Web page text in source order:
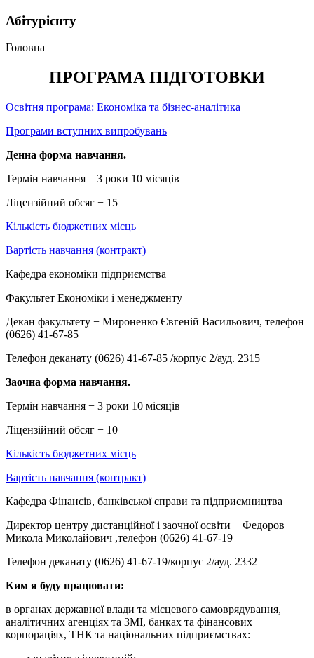
Абітурієнту
Головна
ПРОГРАМА ПІДГОТОВКИ
Освітня програма: Економіка та бізнес-аналітика
Програми вступних випробувань
Денна форма навчання.
Термін навчання – 3 роки 10 місяців
Ліцензійний обсяг − 15
Кількість бюджетних місць
Вартість навчання (контракт)
Кафедра економіки підприємства
Факультет Економіки і менеджменту
Декан факультету − Мироненко Євгеній Васильович, телефон
(0626) 41-67-85
Телефон деканату (0626) 41-67-85 /корпус 2/ауд. 2315
Заочна форма навчання.
Термін навчання − 3 роки 10 місяців
Ліцензійний обсяг − 10
Кількість бюджетних місць
Вартість навчання (контракт)
Кафедра Фінансів, банківської справи та підприємництва
Директор центру дистанційної і заочної освіти − Федоров
Микола Миколайович ,телефон (0626) 41-67-19
Телефон деканату (0626) 41-67-19/корпус 2/ауд. 2332
Ким я буду працювати:
в органах державної влади та місцевого самоврядування,
аналітичних агенціях та ЗМІ, банках та фінансових
корпораціях, ТНК та національних підприємствах: